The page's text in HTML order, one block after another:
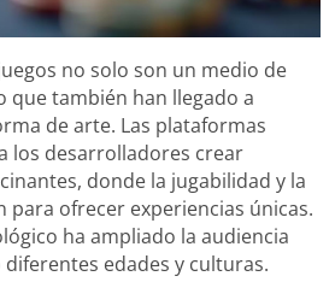
no solo son un medio de
también han llegado a
de arte. Las plataformas
los desarrolladores crear
donde la jugabilidad y la
para ofrecer experiencias únicas.
ha ampliado la audiencia
edades y culturas.